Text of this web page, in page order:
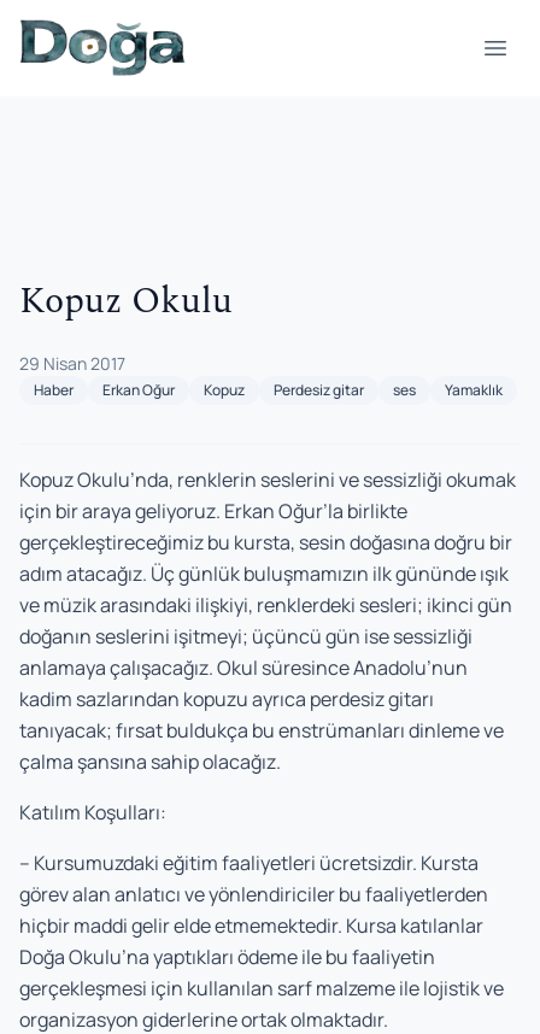
İçeriğe geç
Kopuz Okulu
29 Nisan 2017
Haber Erkan Oğur Kopuz Perdesiz gitar ses Yamaklık
Kopuz Okulu’nda, renklerin seslerini ve sessizliği okumak
için bir araya geliyoruz. Erkan Oğur’la birlikte
gerçekleştireceğimiz bu kursta, sesin doğasına doğru bir
adım atacağız. Üç günlük buluşmamızın ilk gününde ışık
ve müzik arasındaki ilişkiyi, renklerdeki sesleri; ikinci gün
doğanın seslerini işitmeyi; üçüncü gün ise sessizliği
anlamaya çalışacağız. Okul süresince Anadolu’nun
kadim sazlarından kopuzu ayrıca perdesiz gitarı
tanıyacak; fırsat buldukça bu enstrümanları dinleme ve
çalma şansına sahip olacağız.
Katılım Koşulları:
– Kursumuzdaki eğitim faaliyetleri ücretsizdir. Kursta
görev alan anlatıcı ve yönlendiriciler bu faaliyetlerden
hiçbir maddi gelir elde etmemektedir. Kursa katılanlar
Doğa Okulu’na yaptıkları ödeme ile bu faaliyetin
gerçekleşmesi için kullanılan sarf malzeme ile lojistik ve
organizasyon giderlerine ortak olmaktadır.